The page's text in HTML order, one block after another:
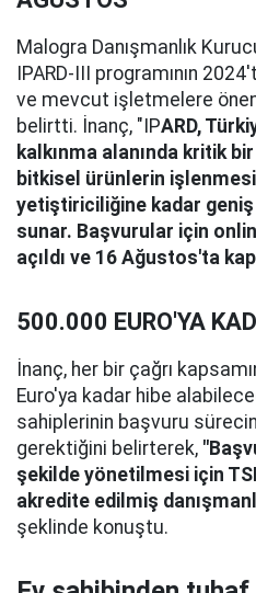
Malogra Danışmanlık
IPARD-III programının
ve mevcut işletmelere
belirtti. İnanç, "IPARD,
kalkınma alanında kritik
bitkisel ürünlerin
yetiştiriciliğine kadar
sunar. Başvurular için
açıldı ve 16 Ağustos'ta
500.000 EURO'YA
İnanç, her bir çağrı
Euro'ya kadar hibe
sahiplerinin başvuru
gerektiğini belirterek,
şekilde yönetilmesi için
akredite edilmiş
şeklinde konuştu.